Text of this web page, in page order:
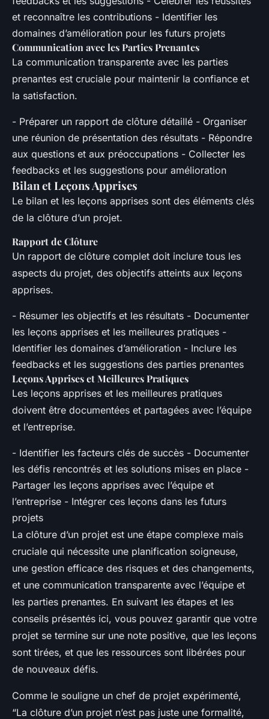
et reconnaître les contributions - Identifier les
domaines d’amélioration pour les futurs projets
Communication avec les Parties Prenantes
La communication transparente avec les parties
prenantes est cruciale pour maintenir la confiance et
la satisfaction.
- Préparer un rapport de clôture détaillé - Organiser
une réunion de présentation des résultats - Répondre
aux questions et aux préoccupations - Collecter les
feedbacks et les suggestions pour amélioration
Bilan et Leçons Apprises
Le bilan et les leçons apprises sont des éléments clés
de la clôture d’un projet.
Rapport de Clôture
Un rapport de clôture complet doit inclure tous les
aspects du projet, des objectifs atteints aux leçons
apprises.
- Résumer les objectifs et les résultats - Documenter
les leçons apprises et les meilleures pratiques -
Identifier les domaines d’amélioration - Inclure les
feedbacks et les suggestions des parties prenantes
Leçons Apprises et Meilleures Pratiques
Les leçons apprises et les meilleures pratiques
doivent être documentées et partagées avec l’équipe
et l’entreprise.
- Identifier les facteurs clés de succès - Documenter
les défis rencontrés et les solutions mises en place -
Partager les leçons apprises avec l’équipe et
l’entreprise - Intégrer ces leçons dans les futurs
projets
La clôture d’un projet est une étape complexe mais
cruciale qui nécessite une planification soigneuse,
une gestion efficace des risques et des changements,
et une communication transparente avec l’équipe et
les parties prenantes. En suivant les étapes et les
conseils présentés ici, vous pouvez garantir que votre
projet se termine sur une note positive, que les leçons
sont tirées, et que les ressources sont libérées pour
de nouveaux défis.
Comme le souligne un chef de projet expérimenté,
“La clôture d’un projet n’est pas juste une formalité,